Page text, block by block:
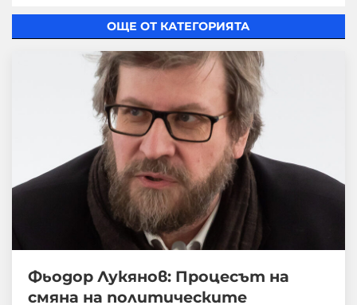
ОЩЕ ОТ КАТЕГОРИЯТА
Фьодор Лукянов: Процесът на
смяна на политическите